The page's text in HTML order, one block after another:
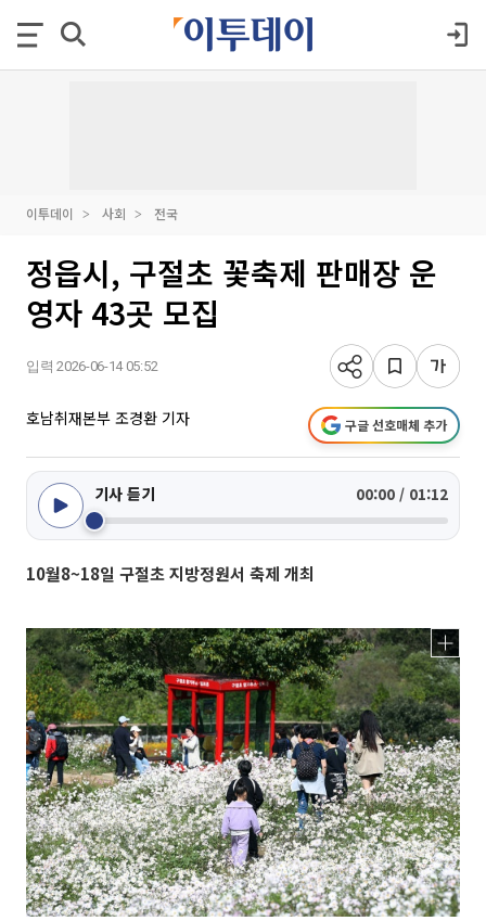
이투데이 사회 전국
정읍시, 구절초 꽃축제 판매장 운
영자 43곳 모집
입력 2026-06-14 05:52
호남취재본부 조경환 기자 구글 선호매체 추가
기사 듣기 00:00 / 01:12
10월8~18일 구절초 지방정원서 축제 개최